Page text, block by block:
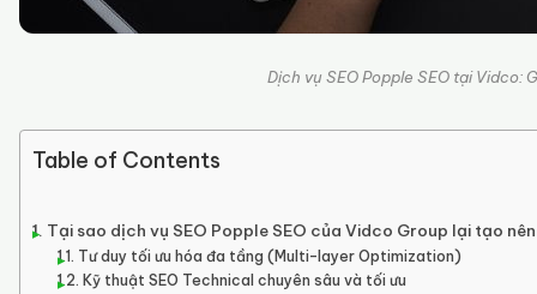
Dịch vụ SEO Popple SEO tại Vidco:
Table of Contents
Tại sao dịch vụ SEO Popple SEO của Vidco Group lại tạo
Tư duy tối ưu hóa đa tầng (Multi-layer Optimization)
Kỹ thuật SEO Technical chuyên sâu và tối ưu